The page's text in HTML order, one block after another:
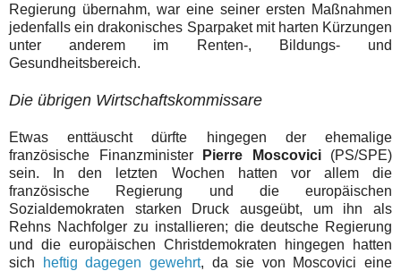
Regierung übernahm, war eine seiner ersten Maßnahmen
jedenfalls ein drakonisches Sparpaket mit harten Kürzungen
unter anderem im Renten-, Bildungs- und
Gesundheitsbereich.
Die übrigen Wirtschaftskommissare
Etwas enttäuscht dürfte hingegen der ehemalige
französische Finanzminister
Pierre Moscovici (PS/SPE)
sein. In den letzten Wochen hatten vor allem die
französische Regierung und die europäischen
Sozialdemokraten starken Druck ausgeübt, um ihn als
Rehns Nachfolger zu installieren; die deutsche Regierung
und die europäischen Christdemokraten hingegen hatten
sich
heftig dagegen gewehrt, da sie von Moscovici eine